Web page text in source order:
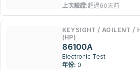
上次驗證:超過60天前
KEYSIGHT / AGILENT /
(HP)
86100A
Electronic Test
年份: 0